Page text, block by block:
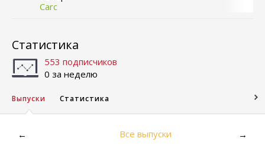
Carc
Статистика
553 подписчиков
0 за неделю
Выпуски Статистика
← Все выпуски →